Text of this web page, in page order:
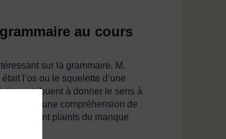
au cours
sur la grammaire. M.
l’os ou le squelette d’une
contribuent à donner le sens à
une compréhension de
également plaints du manque